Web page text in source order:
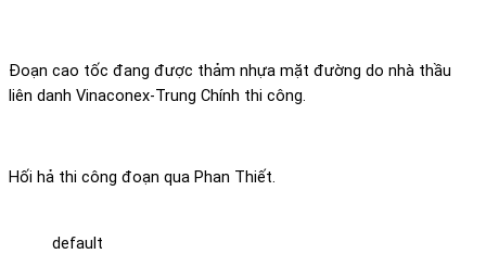
Đoạn cao tốc đang được thảm nhựa mặt đường do nhà thầu
liên danh Vinaconex-Trung Chính thi công.
Hối hả thi công đoạn qua Phan Thiết.
default